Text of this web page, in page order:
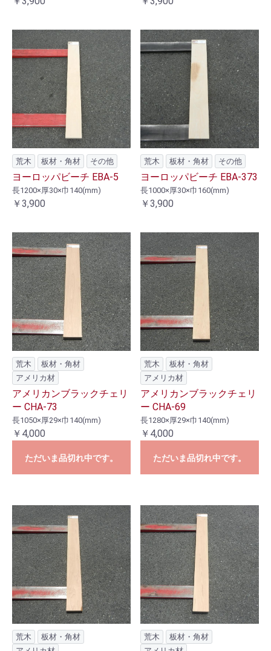
荒木 板材・角材 その他
ヨーロッパビーチ EBA-5
長1200×厚30×巾140(mm)
￥3,900
荒木 板材・角材 その他
ヨーロッパビーチ EBA-373
長1000×厚30×巾160(mm)
￥3,900
荒木
板材・角材
アメリカ材
アメリカンブラックチェリ
ー CHA-73
長1050×厚29×巾140(mm)
￥4,000
ただいま品切れ中です。
荒木
板材・角材
アメリカ材
アメリカンブラックチェリ
ー CHA-69
長1280×厚29×巾140(mm)
￥4,000
ただいま品切れ中です。
荒木
板材・角材
荒木
板材・角材